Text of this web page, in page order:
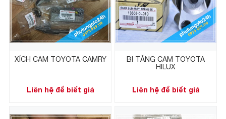
XÍCH CAM TOYOTA CAMRY
Liên hệ để biết giá
BI TĂNG CAM TOYOTA
HILUX
Liên hệ để biết giá